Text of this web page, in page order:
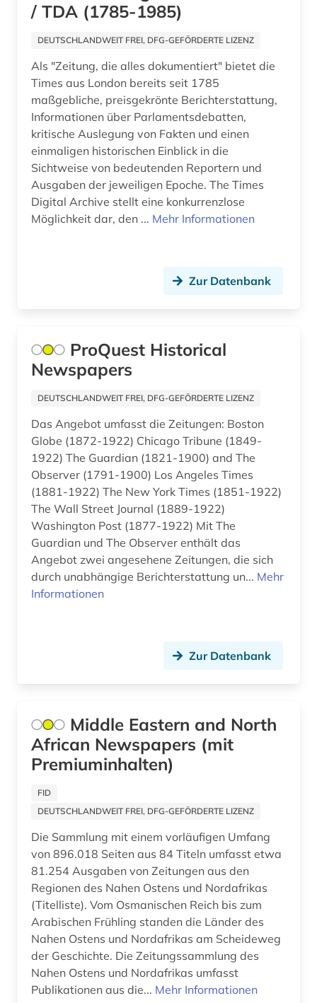
computerwissenschaft (1)
datentechnik (1)
ddr-presse (1)
ddr-zeitungsportal (1)
deutsches sprachgebiet (1)
deutschland (24)
deutschland (ddr) (5)
diplomatie (1)
dresden (2)
dublin (1)
dänemark (2)
earnings calls transkripte (1)
edinburgh (1)
eichstätt (1)
einwanderung (1)
elektronisches buch (1)
england (1)
englisch (1)
erster weltkrieg (7)
eu (1)
europa (1)
europäische union (1)
europäisches schrifttum (1)
fellbach (1)
Hessen (16)
Irland (5)
Island (3)
Israel (8)
Italien (10)
Japan (3)
Kanada (9)
Korea (2)
Luxemburg (2)
Moldawien (1)
Niederlande (7)
Nordamerika (7)
Nordrhein-Westfalen (7)
Norwegen (1)
Rheinland-Pfalz (5)
Russland, Sowjetunion (21)
Sachsen-Anhalt (1)
Schweden (2)
Schweiz (23)
Serbien (1)
Skandinavien (1)
Spanien (10)
/ TDA (1785-1985)
DEUTSCHLANDWEIT FREI, DFG-GEFÖRDERTE LIZENZ
Als "Zeitung, die alles dokumentiert" bietet die
Times aus London bereits seit 1785
maßgebliche, preisgekrönte Berichterstattung,
Informationen über Parlamentsdebatten,
kritische Auslegung von Fakten und einen
einmaligen historischen Einblick in die
Sichtweise von bedeutenden Reportern und
Ausgaben der jeweiligen Epoche. The Times
Digital Archive stellt eine konkurrenzlose
Möglichkeit dar, den ... Mehr Informationen
Zur Datenbank
ProQuest Historical
Newspapers
DEUTSCHLANDWEIT FREI, DFG-GEFÖRDERTE LIZENZ
Das Angebot umfasst die Zeitungen: Boston
Globe (1872-1922) Chicago Tribune (1849-
1922) The Guardian (1821-1900) and The
Observer (1791-1900) Los Angeles Times
(1881-1922) The New York Times (1851-1922)
The Wall Street Journal (1889-1922)
Washington Post (1877-1922) Mit The
Guardian und The Observer enthält das
Angebot zwei angesehene Zeitungen, die sich
durch unabhängige Berichterstattung un... Mehr
Informationen
Zur Datenbank
Middle Eastern and North
African Newspapers (mit
Premiuminhalten)
FID
DEUTSCHLANDWEIT FREI, DFG-GEFÖRDERTE LIZENZ
Die Sammlung mit einem vorläufigen Umfang
von 896.018 Seiten aus 84 Titeln umfasst etwa
81.254 Ausgaben von Zeitungen aus den
Regionen des Nahen Ostens und Nordafrikas
(Titelliste). Vom Osmanischen Reich bis zum
Arabischen Frühling standen die Länder des
Nahen Ostens und Nordafrikas am Scheideweg
der Geschichte. Die Zeitungssammlung des
Nahen Ostens und Nordafrikas umfasst
Publikationen aus die... Mehr Informationen